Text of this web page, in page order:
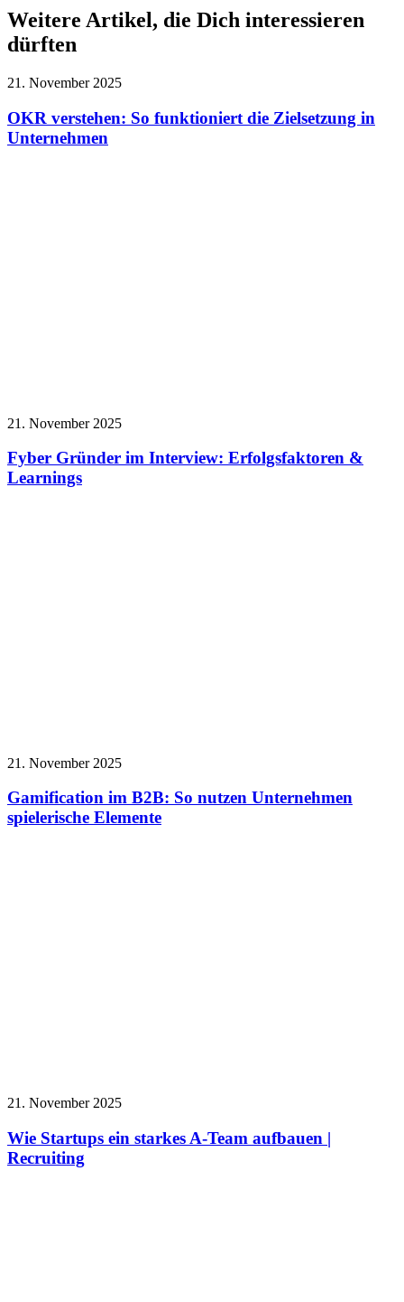
Weitere Artikel, die Dich interessieren
dürften
21. November 2025
OKR verstehen: So funktioniert die Zielsetzung in
Unternehmen
21. November 2025
Fyber Gründer im Interview: Erfolgsfaktoren &
Learnings
21. November 2025
Gamification im B2B: So nutzen Unternehmen
spielerische Elemente
21. November 2025
Wie Startups ein starkes A-Team aufbauen |
Recruiting